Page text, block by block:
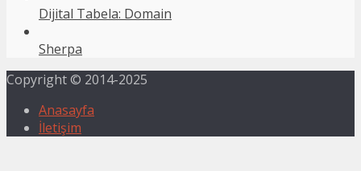
Dijital Tabela: Domain
Sherpa
Copyright © 2014-2025
Anasayfa
İletişim